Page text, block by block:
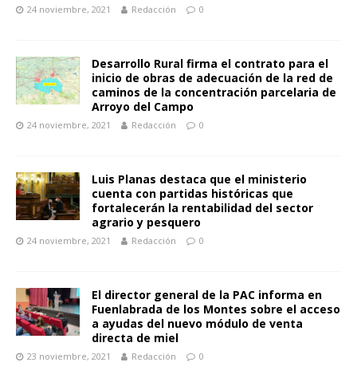
24 noviembre, 2021 Redacción 0
Desarrollo Rural firma el contrato para el
inicio de obras de adecuación de la red de
caminos de la concentración parcelaria de
Arroyo del Campo
24 noviembre, 2021 Redacción 0
Luis Planas destaca que el ministerio
cuenta con partidas históricas que
fortalecerán la rentabilidad del sector
agrario y pesquero
24 noviembre, 2021 Redacción 0
El director general de la PAC informa en
Fuenlabrada de los Montes sobre el acceso
a ayudas del nuevo módulo de venta
directa de miel
23 noviembre, 2021 Redacción 0